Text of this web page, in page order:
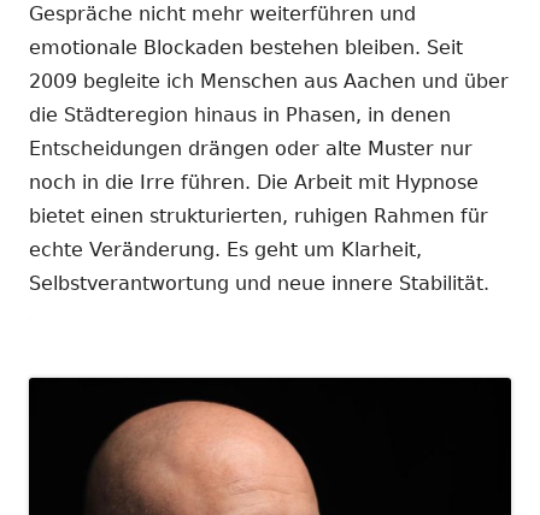
Gespräche nicht mehr weiterführen und
emotionale Blockaden bestehen bleiben. Seit
2009 begleite ich Menschen aus Aachen und über
die Städteregion hinaus in Phasen, in denen
Entscheidungen drängen oder alte Muster nur
noch in die Irre führen. Die Arbeit mit Hypnose
bietet einen strukturierten, ruhigen Rahmen für
echte Veränderung. Es geht um Klarheit,
Selbstverantwortung und neue innere Stabilität.